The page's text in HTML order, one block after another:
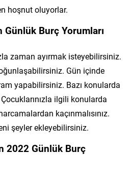
hoşnut oluyorlar.
Burç Yorumları
zaman ayırmak isteyebilirsiniz.
Gün içinde
yapabilirsiniz. Bazı konularda
ilgili konularda
kaçınmalısınız.
şeyler ekleyebilirsiniz.
2022 Günlük Burç